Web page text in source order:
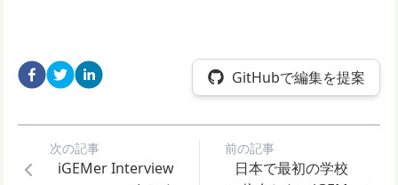
GitHubで編集を提案
次の記事
iGEMer Interview
前の記事
日本で最初の学校